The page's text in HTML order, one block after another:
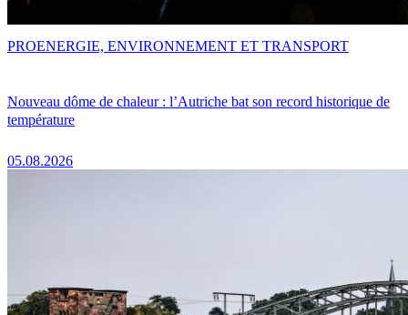
Nouveau dôme de chaleur : l’Autriche bat son record historique de
température
05.08.2026
PROENERGIE, ENVIRONNEMENT ET TRANSPORT